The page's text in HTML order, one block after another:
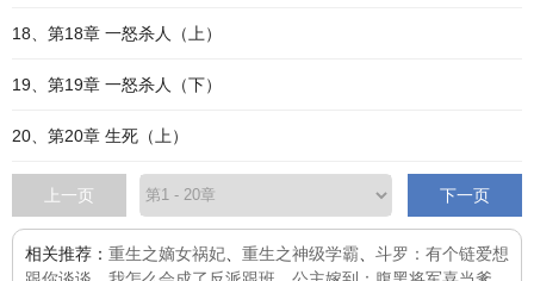
18、第18章 一怒杀人（上）
19、第19章 一怒杀人（下）
20、第20章 生死（上）
上一页 下一页
相关推荐： 重生之嫡女祸妃 重生之神级学霸
斗罗：有个链爱想